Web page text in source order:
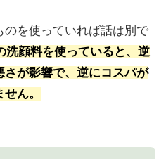
を使っていれば話は別で
洗顔料を使っていると、逆
が影響で、逆にコスパが
ん。